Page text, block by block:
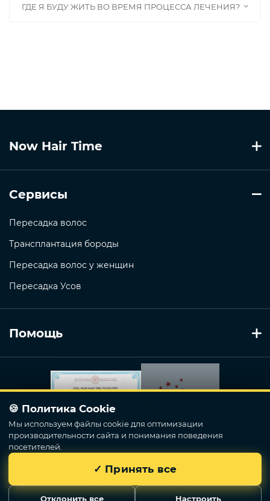
ГДЕ Я БУДУ ЖИТЬ ВО ВРЕМЯ ПРОЦЕССА ЛЕЧЕНИЯ?
Now Hair Time
Сервисы
Пересадка волос
Трансплантация бороды
Пересадка волос у женщин
Пересадка Усов
Помощь
🍪 Политика Cookie
Мы используем файлы cookie для оптимизации
производительности сайта и понимания поведения
посетителей.
Отклонить все Настроить
✓ Принять все